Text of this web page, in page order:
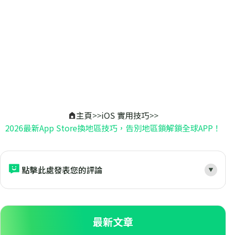
主頁>>iOS 實用技巧>>
2026最新App Store換地區技巧，告別地區鎖解鎖全球APP！
點擊此處發表您的評論
最新文章